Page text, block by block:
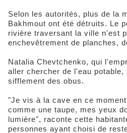
Selon les autorités, plus de la
Bakhmout ont été détruits. Le
rivière traversant la ville n'est
enchevêtrement de planches,
Natalia Chevtchenko, qui
aller chercher de l'eau potable,
sifflement des obus.
"Je vis à la cave en ce
comme une taupe, mes yeux
lumière", raconte cette
personnes ayant choisi de